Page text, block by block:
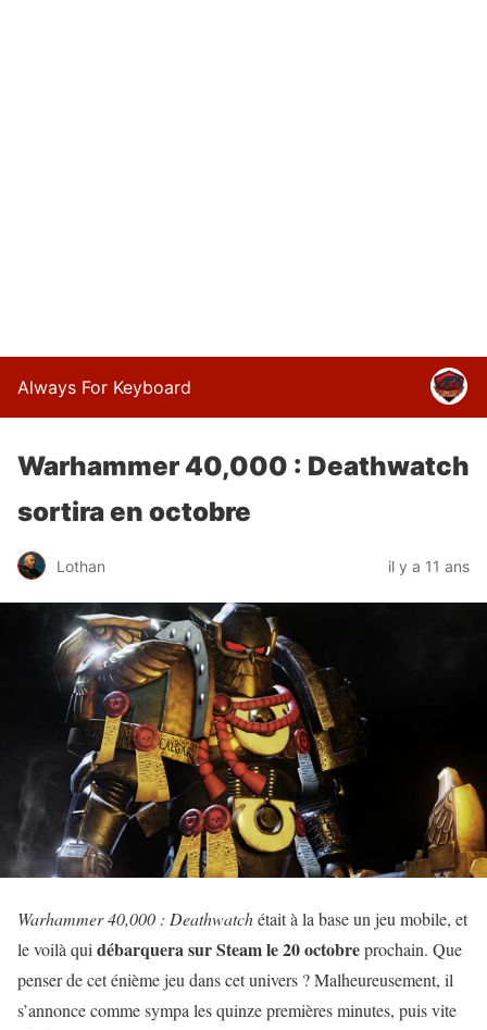
Always For Keyboard
Warhammer 40,000 : Deathwatch
sortira en octobre
Lothan il y a 11 ans
Warhammer 40,000 : Deathwatchétait à la base un jeu mobile, et
le voilà quidébarquera sur Steam le 20 octobreprochain. Que
penser de cet énième jeu dans cet univers ? Malheureusement, il
s’annonce comme sympa les quinze premières minutes, puis vite